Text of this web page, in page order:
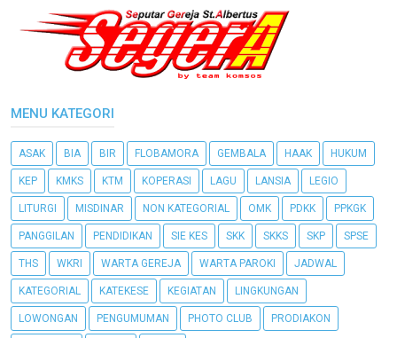
MENU KATEGORI
ASAK BIA BIR FLOBAMORA GEMBALA HAAK HUKUM
KEP KMKS KTM KOPERASI LAGU LANSIA LEGIO
LITURGI MISDINAR NON KATEGORIAL OMK PDKK PPKGK
PANGGILAN PENDIDIKAN SIE KES SKK SKKS SKP SPSE
THS WKRI WARTA GEREJA WARTA PAROKI JADWAL
KATEGORIAL KATEKESE KEGIATAN LINGKUNGAN
LOWONGAN PENGUMUMAN PHOTO CLUB PRODIAKON